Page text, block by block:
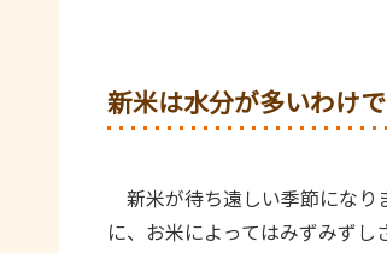
新米は水分が多いわけ
新米が待ち遠しい季節になり
に、お米によってはみずみずし